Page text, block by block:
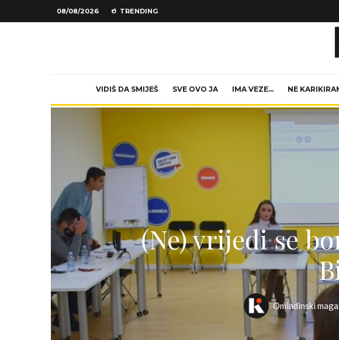
08/08/2026 TRENDING
VIDIŠ DA SMIJEŠ SVE OVO JA IMA VEZE… NE
(Ne) vrijedi se
Omladinski